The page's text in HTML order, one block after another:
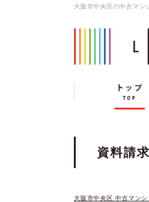
大阪市中央区の中古マン
資料請
大阪市中央区 中古マンシ